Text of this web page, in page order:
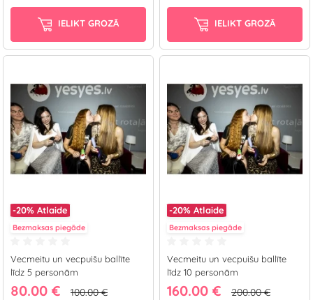
IELIKT GROZĀ IELIKT GROZĀ
-20% Atlaide
Bezmaksas piegāde
Vecmeitu un vecpuišu ballīte
līdz 5 personām
80.00 € 100.00 €
-20% Atlaide
Bezmaksas piegāde
Vecmeitu un vecpuišu ballīte
līdz 10 personām
160.00 € 200.00 €